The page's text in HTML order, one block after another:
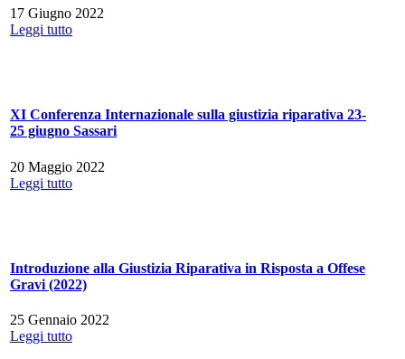
17 Giugno 2022
Leggi tutto
XI Conferenza Internazionale sulla giustizia riparativa 23-
25 giugno Sassari
20 Maggio 2022
Leggi tutto
Introduzione alla Giustizia Riparativa in Risposta a Offese
Gravi (2022)
25 Gennaio 2022
Leggi tutto